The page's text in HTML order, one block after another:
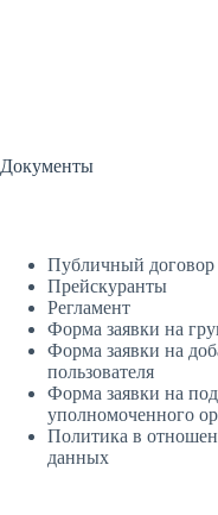
Документы
Публичный договор
Прейскуранты
Регламент
Форма заявки на
Форма заявки на
пользователя
Форма заявки на
уполномоченного
Политика в
данных